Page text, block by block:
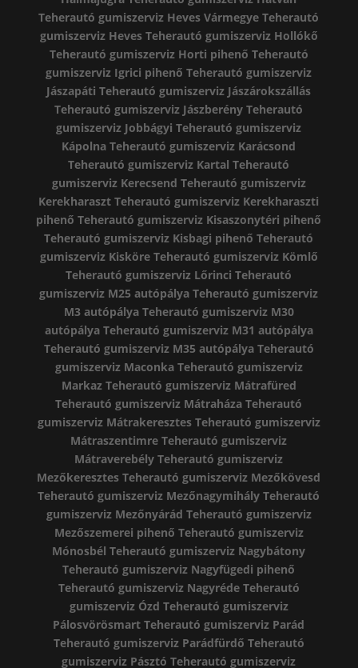
Teherautó gumiszerviz Heves Vármegye Teherautó
gumiszerviz Heves Teherautó gumiszerviz Hollókő
Teherautó gumiszerviz Horti pihenő Teherautó
gumiszerviz Igrici pihenő Teherautó gumiszerviz
Jászapáti Teherautó gumiszerviz Jászárokszállás
Teherautó gumiszerviz Jászberény Teherautó
gumiszerviz Jobbágyi Teherautó gumiszerviz
Kápolna Teherautó gumiszerviz Karácsond
Teherautó gumiszerviz Kartal Teherautó
gumiszerviz Kerecsend Teherautó gumiszerviz
Kerekharaszt Teherautó gumiszerviz Kerekharaszti
pihenő Teherautó gumiszerviz Kisaszonytéri pihenő
Teherautó gumiszerviz Kisbagi pihenő Teherautó
gumiszerviz Kisköre Teherautó gumiszerviz Kömlő
Teherautó gumiszerviz Lőrinci Teherautó
gumiszerviz M25 autópálya Teherautó gumiszerviz
M3 autópálya Teherautó gumiszerviz M30
autópálya Teherautó gumiszerviz M31 autópálya
Teherautó gumiszerviz M35 autópálya Teherautó
gumiszerviz Maconka Teherautó gumiszerviz
Markaz Teherautó gumiszerviz Mátrafüred
Teherautó gumiszerviz Mátraháza Teherautó
gumiszerviz Mátrakeresztes Teherautó gumiszerviz
Mátraszentimre Teherautó gumiszerviz
Mátraverebély Teherautó gumiszerviz
Mezőkeresztes Teherautó gumiszerviz Mezőkövesd
Teherautó gumiszerviz Mezőnagymihály Teherautó
gumiszerviz Mezőnyárád Teherautó gumiszerviz
Mezőszemerei pihenő Teherautó gumiszerviz
Mónosbél Teherautó gumiszerviz Nagybátony
Teherautó gumiszerviz Nagyfügedi pihenő
Teherautó gumiszerviz Nagyréde Teherautó
gumiszerviz Ózd Teherautó gumiszerviz
Pálosvörösmart Teherautó gumiszerviz Parád
Teherautó gumiszerviz Parádfürdő Teherautó
gumiszerviz Pásztó Teherautó gumiszerviz